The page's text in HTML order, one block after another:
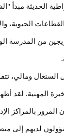
الحديثة
الحيوية،
السنغال ومالي،
المهنية. لقد
المرور بالمراكز